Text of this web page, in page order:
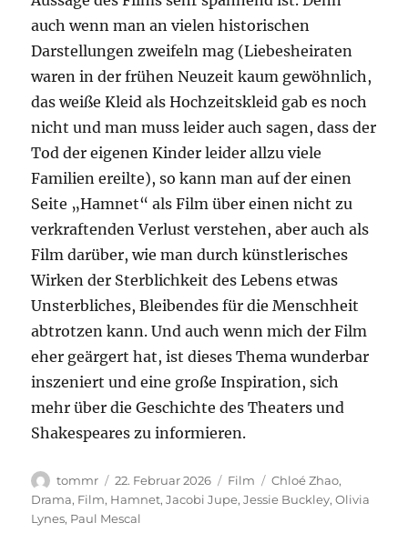
auch wenn man an vielen historischen
Darstellungen zweifeln mag (Liebesheiraten
waren in der frühen Neuzeit kaum gewöhnlich,
das weiße Kleid als Hochzeitskleid gab es noch
nicht und man muss leider auch sagen, dass der
Tod der eigenen Kinder leider allzu viele
Familien ereilte), so kann man auf der einen
Seite „Hamnet“ als Film über einen nicht zu
verkraftenden Verlust verstehen, aber auch als
Film darüber, wie man durch künstlerisches
Wirken der Sterblichkeit des Lebens etwas
Unsterbliches, Bleibendes für die Menschheit
abtrotzen kann. Und auch wenn mich der Film
eher geärgert hat, ist dieses Thema wunderbar
inszeniert und eine große Inspiration, sich
mehr über die Geschichte des Theaters und
Shakespeares zu informieren.
Autor
tommr
Veröffentlicht
am
22. Februar 2026 Kategorien
Film Schlagwörter
Chloé Zhao,
Drama, Film, Hamnet,Jacobi Jupe,Jessie Buckley,Olivia
Lynes, Paul Mescal